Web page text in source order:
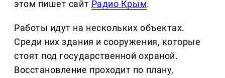
этом пишет сайт Радио Крым.
Работы идут на нескольких объектах.
Среди них здания и сооружения, которые
стоят под государственной охраной.
Восстановление проходит по плану,